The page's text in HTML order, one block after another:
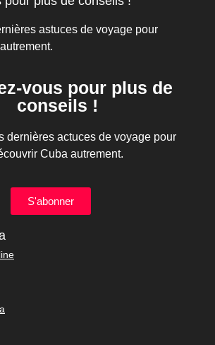
astuces de voyage pour
vous pour plus de
conseils !
dernières actuces de voyage pour
Cuba autrement.
S'abonner